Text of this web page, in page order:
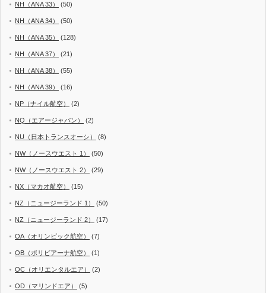
NH（ANA 33） (50)
NH（ANA 34） (50)
NH（ANA 35） (128)
NH（ANA 37） (21)
NH（ANA 38） (55)
NH（ANA 39） (16)
NP（ナイル航空） (2)
NQ（エアージャパン） (2)
NU（日本トランスオーシ） (8)
NW（ノースウエスト 1） (50)
NW（ノースウエスト 2） (29)
NX（マカオ航空） (15)
NZ（ニュージーランド 1） (50)
NZ（ニュージーランド 2） (17)
OA（オリンピック航空） (7)
OB（ボリビアーナ航空） (1)
OC（オリエンタルエア） (2)
OD（マリンドエア） (5)